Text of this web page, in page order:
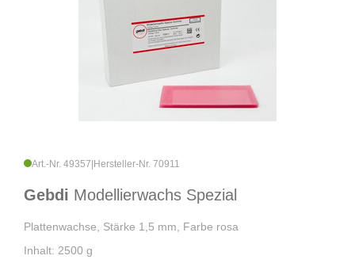
Art.-Nr. 49357 Hersteller-Nr. 70911
Gebdi Modellierwachs Spezial
Plattenwachse, Stärke 1,5 mm, Farbe rosa
Inhalt: 2500 g